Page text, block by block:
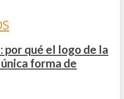
qué el logo de la
forma de